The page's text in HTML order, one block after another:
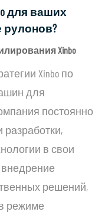
для ваших
Xinbo
Xinbo по
для
постоянно
разработки,
в свои
решений,
режиме